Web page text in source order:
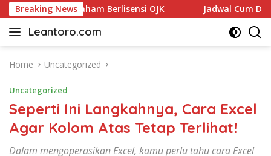
Skip
to
content
Breaking News
Aplikasi Saham Berlisensi OJK Jadwal Cum Date
Leantoro.com
Jasa
Artikel,
dan
Digital
Marketing
–
Home Uncategorized
Uncategorized
Seperti Ini Langkahnya, Cara Excel
Agar Kolom Atas Tetap Terlihat!
Dalam mengoperasikan Excel, kamu perlu tahu cara Excel